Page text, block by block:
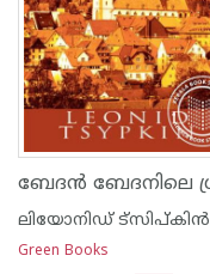
ലിയോനിഡ് ട്സിപ്കിന്‍
Green Books